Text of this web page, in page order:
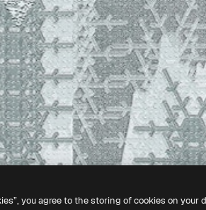
you agree to the storing of cookies on your